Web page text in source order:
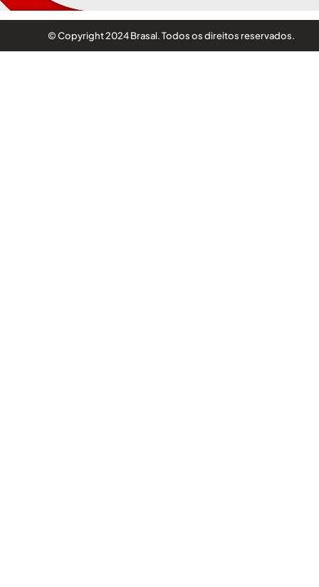
© Copyright 2024 Brasal. Todos os direitos reservados.